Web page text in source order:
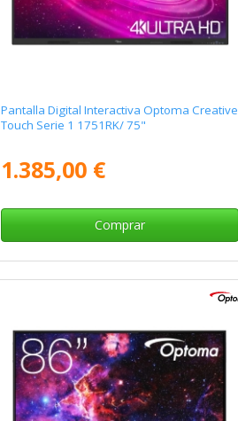
Pantalla Digital Interactiva Optoma Creative
Touch Serie 1 1751RK/ 75"
1.385,00 €
Comprar